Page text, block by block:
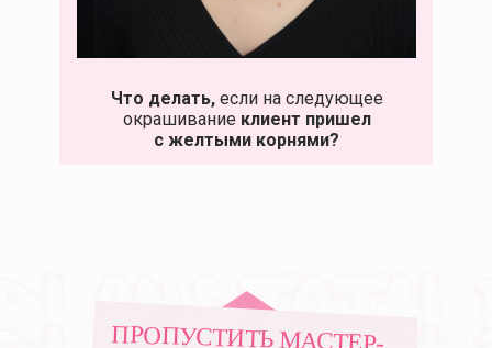
Что делать,если на следующее
окрашивание клиент пришел
с желтыми корнями?
ПРОПУСТИТЬ МАСТЕР-